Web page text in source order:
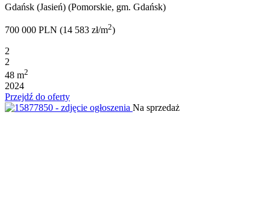
Gdańsk (Jasień) (Pomorskie, gm. Gdańsk)
700 000 PLN (14 583 zł/m2)
2
2
48 m2
2024
Przejdź do oferty
Na sprzedaż